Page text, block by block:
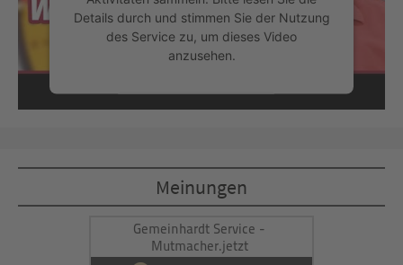
Details durch und stimmen Sie der Nutzung
des Service zu, um dieses Video
anzusehen.
Mehr Informationen
powered byUsercentrics Consent
Management Platform&eRecht24
Meinungen